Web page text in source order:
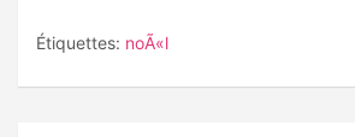
Étiquettes: noÃ«l